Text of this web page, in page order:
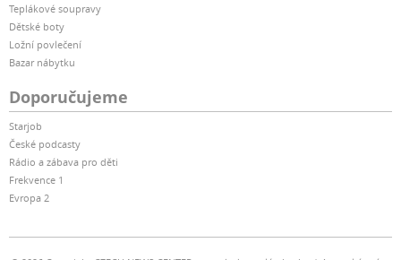
Teplákové soupravy
Dětské boty
Ložní povlečení
Bazar nábytku
Doporučujeme
Starjob
České podcasty
Rádio a zábava pro děti
Frekvence 1
Evropa 2